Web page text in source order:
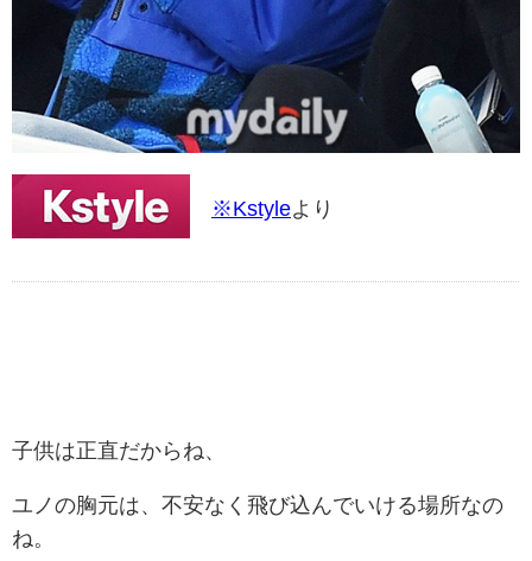
※Kstyle より
子供は正直だからね、
ユノの胸元は、不安なく飛び込んでいける場所なの
ね。